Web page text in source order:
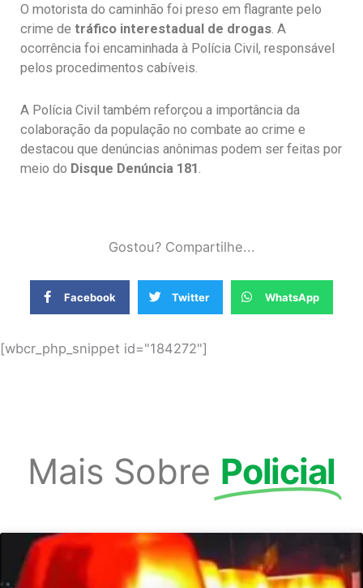
O motorista do caminhão foi preso em flagrante pelo
crime de tráfico interestadual de drogas . A
ocorrência foi encaminhada à Polícia Civil, responsável
pelos procedimentos cabíveis.
A Polícia Civil também reforçou a importância da
colaboração da população no combate ao crime e
destacou que denúncias anônimas podem ser feitas por
meio do Disque Denúncia 181.
Gostou? Compartilhe...
Facebook Twitter WhatsApp
[wbcr_php_snippet id="184272"]
Mais Sobre Policial